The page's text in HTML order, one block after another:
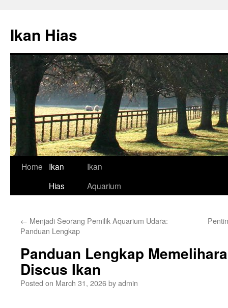
content
Ikan Hias
Home
Ikan
Hias
Ikan
Aquarium
← Menjadi Seorang Pemilik Aquarium Udara:
Panduan Lengkap
Panduan Lengkap
Discus Ikan
Posted on March 31, 2026byadmin